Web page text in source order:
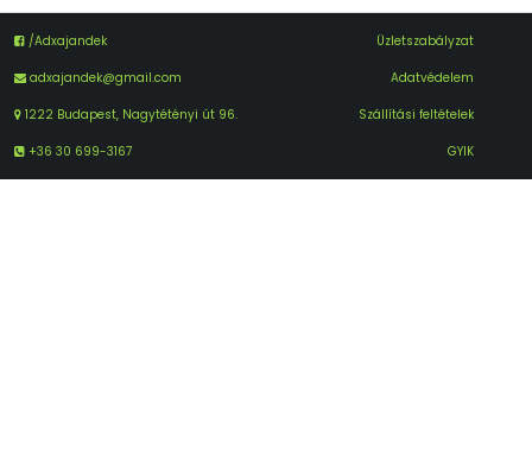
/Adxajandek Üzletszabályzat
adxajandek@gmail.com Adatvédelem
1222 Budapest, Nagytétényi út 96. Szállítási feltételek
+36 30 699-3167 GYIK